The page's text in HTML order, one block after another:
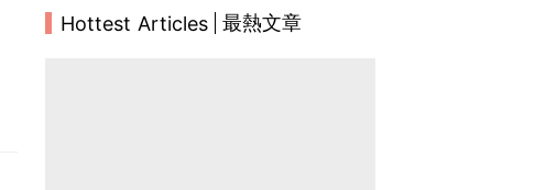
Hottest Articles 最熱文章